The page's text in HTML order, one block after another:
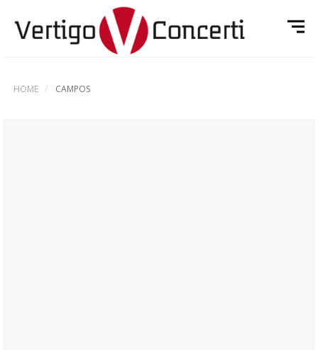
HOME CAMPOS